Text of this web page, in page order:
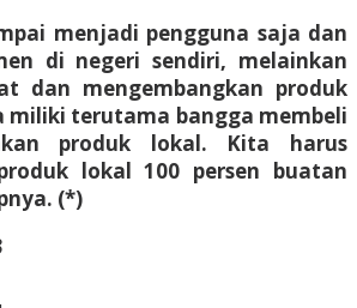
menjadi pengguna saja dan
di negeri sendiri, melainkan
dan mengembangkan produk
miliki terutama bangga membeli
produk lokal. Kita harus
lokal 100 persen buatan
(*)